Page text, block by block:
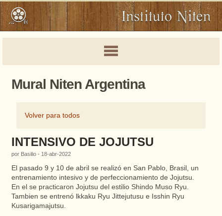
Mural Niten Argentina
Volver para todos
INTENSIVO DE JOJUTSU
por Basilio - 18-abr-2022
El pasado 9 y 10 de abril se realizó en San Pablo, Brasil, un
entrenamiento intesivo y de perfeccionamiento de Jojutsu.
En el se practicaron Jojutsu del estilio Shindo Muso Ryu.
Tambien se entrenó lkkaku Ryu Jittejutusu e Isshin Ryu
Kusarigamajutsu.